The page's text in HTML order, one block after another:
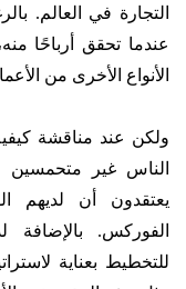
التجارة في العالم.
عندما تحقق أرباحًا
الأنواع الأخرى من
ولكن عند مناقشة
الناس غير متحمسين
يعتقدون أن لديهم
الفوركس. بالإضافة
للتخطيط بعناية